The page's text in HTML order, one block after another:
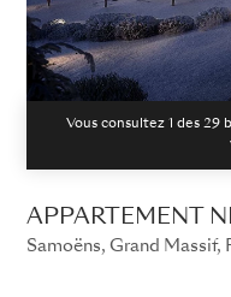
Vous consultez 1 des 29
APPARTEMENT
Samoëns, Grand Massif,